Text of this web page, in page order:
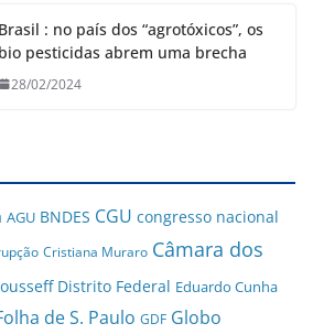
Brasil : no país dos “agrotóxicos”, os
bio pesticidas abrem uma brecha
28/02/2024
AGU BNDES CGU congresso nacional
Cristiana Muraro Câmara dos
Distrito Federal Eduardo Cunha
de S. Paulo GDF Globo